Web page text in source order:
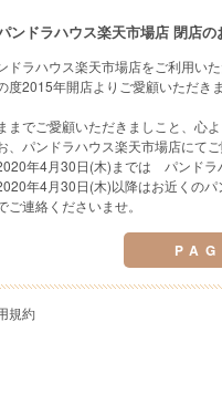
ンドラハウス楽天市場店 閉店の
ドラハウス楽天市場店をご利用い
度2015年開店よりご愛顧いただき
までご愛顧いただきましこと、心よ
、パンドラハウス楽天市場店にて
年4月30日(木)までは パンド
年4月30日(木)以降はお近くの
ご連絡くださいませ。
規約